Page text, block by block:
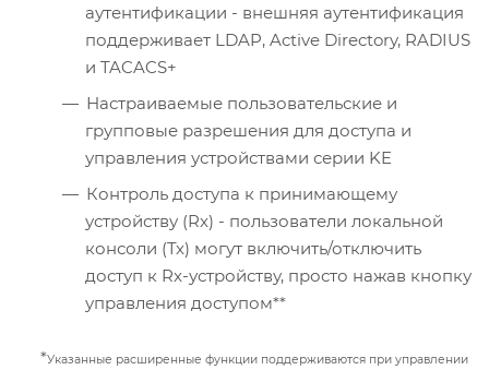
аутентификации - внешняя аутентификация
поддерживает LDAP, Active Directory, RADIUS
и TACACS+
Настраиваемые пользовательские и
групповые разрешения для доступа и
управления устройствами серии KE
Контроль доступа к принимающему
устройству (Rx) - пользователи локальной
консоли (Tx) могут включить/отключить
доступ к Rx-устройству, просто нажав кнопку
управления доступом**
*Указанные расширенные функции поддерживаются при управлении